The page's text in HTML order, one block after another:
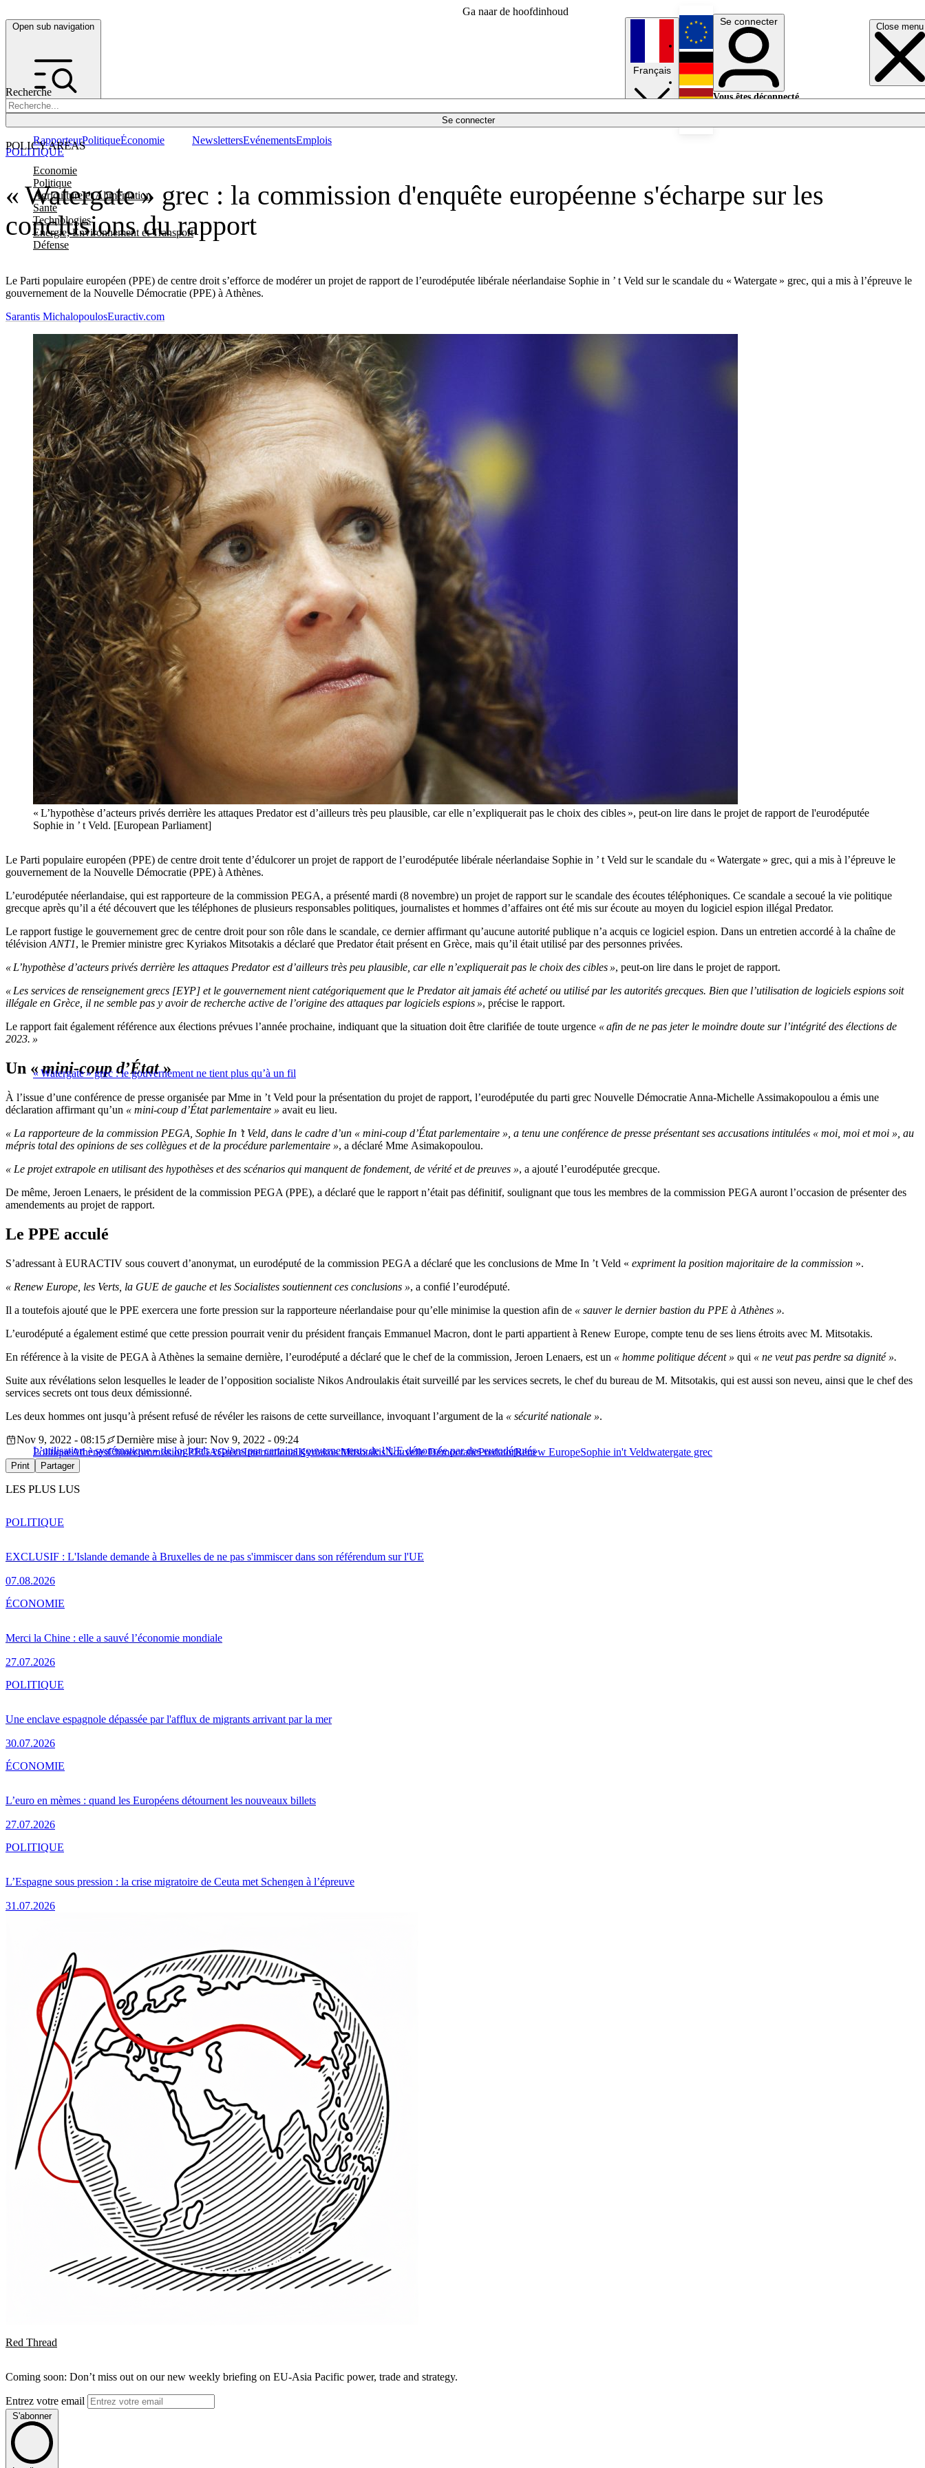
Ga naar de hoofdinhoud
Open sub navigation Close menu
Recherche
Se connecter
POLICY AREAS
Economie
Politique
Agriculture et Alimentation
Santé
Technologies
Energie, Environnement et Transport
Défense
RapporteurPolitiqueÉconomie NewslettersEvénementsEmplois
Français
English
Deutsch
Se connecter
Vous êtes déconnecté.
« Watergate » grec : la commission d'enquête européenne s'écharpe sur les
conclusions du rapport
Le Parti populaire européen (PPE) de centre droit s’efforce de modérer un projet de rapport de l’eurodéputée libérale néerlandaise Sophie in ’ t Veld sur le scandale du « Watergate » grec, qui a mis à l’épreuve le
gouvernement de la Nouvelle Démocratie (PPE) à Athènes.
POLITIQUE
Sarantis MichalopoulosEuractiv.com
« L’hypothèse d’acteurs privés derrière les attaques Predator est d’ailleurs très peu plausible, car elle n’expliquerait pas le choix des cibles », peut-on lire dans le projet de rapport de l'eurodéputée
Sophie in ’ t Veld. [European Parliament]
Le Parti populaire européen (PPE) de centre droit tente d’édulcorer un projet de rapport de l’eurodéputée libérale néerlandaise Sophie in ’ t Veld sur le scandale du « Watergate » grec, qui a mis à l’épreuve le
gouvernement de la Nouvelle Démocratie (PPE) à Athènes.
L’eurodéputée néerlandaise, qui est rapporteure de la commission PEGA, a présenté mardi (8 novembre) un projet de rapport sur le scandale des écoutes téléphoniques. Ce scandale a secoué la vie politique
grecque après qu’il a été découvert que les téléphones de plusieurs responsables politiques, journalistes et hommes d’affaires ont été mis sur écoute au moyen du logiciel espion illégal Predator.
Le rapport fustige le gouvernement grec de centre droit pour son rôle dans le scandale, ce dernier affirmant qu’aucune autorité publique n’a acquis ce logiciel espion. Dans un entretien accordé à la chaîne de
télévision ANT1, le Premier ministre grec Kyriakos Mitsotakis a déclaré que Predator était présent en Grèce, mais qu’il était utilisé par des personnes privées.
« L’hypothèse d’acteurs privés derrière les attaques Predator est d’ailleurs très peu plausible, car elle n’expliquerait pas le choix des cibles », peut-on lire dans le projet de rapport.
« Les services de renseignement grecs [EYP] et le gouvernement nient catégoriquement que le Predator ait jamais été acheté ou utilisé par les autorités grecques. Bien que l’utilisation de logiciels espions soit
illégale en Grèce, il ne semble pas y avoir de recherche active de l’origine des attaques par logiciels espions », précise le rapport.
Le rapport fait également référence aux élections prévues l’année prochaine, indiquant que la situation doit être clarifiée de toute urgence « afin de ne pas jeter le moindre doute sur l’intégrité des élections de
2023. »
« Watergate » grec : le gouvernement ne tient plus qu’à un fil
Un «mini-coup d’État»
À l’issue d’une conférence de presse organisée par Mme in ’t Veld pour la présentation du projet de rapport, l’eurodéputée du parti grec Nouvelle Démocratie Anna-Michelle Assimakopoulou a émis une
déclaration affirmant qu’un « mini-coup d’État parlementaire » avait eu lieu.
« La rapporteure de la commission PEGA, Sophie In ’t Veld, dans le cadre d’un « mini-coup d’État parlementaire », a tenu une conférence de presse présentant ses accusations intitulées « moi, moi et moi », au
mépris total des opinions de ses collègues et de la procédure parlementaire », a déclaré Mme Asimakopoulou.
« Le projet extrapole en utilisant des hypothèses et des scénarios qui manquent de fondement, de vérité et de preuves », a ajouté l’eurodéputée grecque.
De même, Jeroen Lenaers, le président de la commission PEGA (PPE), a déclaré que le rapport n’était pas définitif, soulignant que tous les membres de la commission PEGA auront l’occasion de présenter des
amendements au projet de rapport.
Le PPE acculé
S’adressant à EURACTIV sous couvert d’anonymat, un eurodéputé de la commission PEGA a déclaré que les conclusions de Mme In ’t Veld « expriment la position majoritaire de la commission ».
« Renew Europe, les Verts, la GUE de gauche et les Socialistes soutiennent ces conclusions », a confié l’eurodéputé.
Il a toutefois ajouté que le PPE exercera une forte pression sur la rapporteure néerlandaise pour qu’elle minimise la question afin de « sauver le dernier bastion du PPE à Athènes ».
L’eurodéputé a également estimé que cette pression pourrait venir du président français Emmanuel Macron, dont le parti appartient à Renew Europe, compte tenu de ses liens étroits avec M. Mitsotakis.
En référence à la visite de PEGA à Athènes la semaine dernière, l’eurodéputé a déclaré que le chef de la commission, Jeroen Lenaers, est un « homme politique décent » qui « ne veut pas perdre sa dignité ».
Suite aux révélations selon lesquelles le leader de l’opposition socialiste Nikos Androulakis était surveillé par les services secrets, le chef du bureau de M. Mitsotakis, qui est aussi son neveu, ainsi que le chef des
services secrets ont tous deux démissionné.
Les deux hommes ont jusqu’à présent refusé de révéler les raisons de cette surveillance, invoquant l’argument de la « sécurité nationale ».
L’utilisation « systématique » de logiciels espions par certains gouvernements de l’UE dénoncée par des eurodéputés
Nov 9, 2022 - 08:15
Dernière mise à jour: Nov 9, 2022 - 09:24
PolitiqueAthènesChinecommission PEGAGrèceInternationalKyriakos MitsotakisNouvelle DémocratiePredatorRenew EuropeSophie in't Veldwatergate grec
Print Partager
LES PLUS LUS
EXCLUSIF : L'Islande demande à Bruxelles de ne pas s'immiscer dans son référendum sur l'UE
07.08.2026
POLITIQUE
Merci la Chine : elle a sauvé l’économie mondiale
27.07.2026
ÉCONOMIE
Une enclave espagnole dépassée par l'afflux de migrants arrivant par la mer
30.07.2026
POLITIQUE
L’euro en mèmes : quand les Européens détournent les nouveaux billets
27.07.2026
ÉCONOMIE
L’Espagne sous pression : la crise migratoire de Ceuta met Schengen à l’épreuve
31.07.2026
POLITIQUE
Red Thread
Coming soon: Don’t miss out on our new weekly briefing on EU-Asia Pacific power, trade and strategy.
Entrez votre email
S'abonner